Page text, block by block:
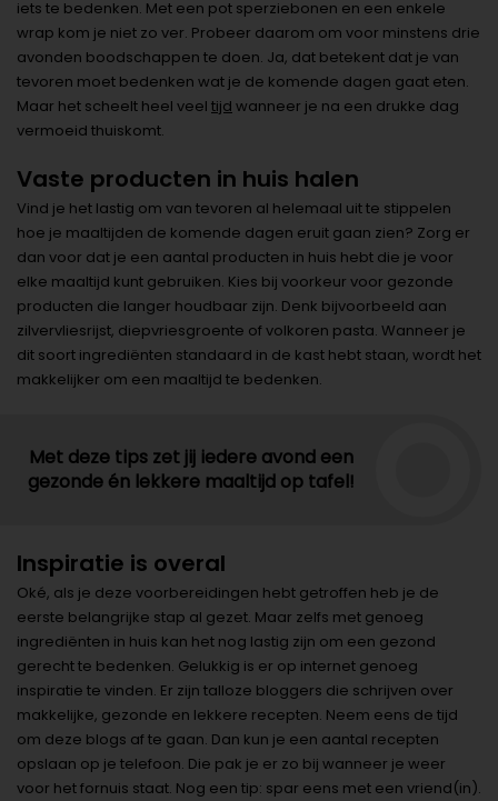
iets te bedenken. Met een pot sperziebonen en een enkele
wrap kom je niet zo ver. Probeer daarom om voor minstens drie
avonden boodschappen te doen. Ja, dat betekent dat je van
tevoren moet bedenken wat je de komende dagen gaat eten.
Maar het scheelt heel veel tijd wanneer je na een drukke dag
vermoeid thuiskomt.
Vaste producten in huis halen
Vind je het lastig om van tevoren al helemaal uit te stippelen
hoe je maaltijden de komende dagen eruit gaan zien? Zorg er
dan voor dat je een aantal producten in huis hebt die je voor
elke maaltijd kunt gebruiken. Kies bij voorkeur voor gezonde
producten die langer houdbaar zijn. Denk bijvoorbeeld aan
zilvervliesrijst, diepvriesgroente of volkoren pasta. Wanneer je
dit soort ingrediënten standaard in de kast hebt staan, wordt het
makkelijker om een maaltijd te bedenken.
Met deze tips zet jij iedere avond een
gezonde én lekkere maaltijd op tafel!
Inspiratie is overal
Oké, als je deze voorbereidingen hebt getroffen heb je de
eerste belangrijke stap al gezet. Maar zelfs met genoeg
ingrediënten in huis kan het nog lastig zijn om een gezond
gerecht te bedenken. Gelukkig is er op internet genoeg
inspiratie te vinden. Er zijn talloze bloggers die schrijven over
makkelijke, gezonde en lekkere recepten. Neem eens de tijd
om deze blogs af te gaan. Dan kun je een aantal recepten
opslaan op je telefoon. Die pak je er zo bij wanneer je weer
voor het fornuis staat. Nog een tip: spar eens met een vriend(in).